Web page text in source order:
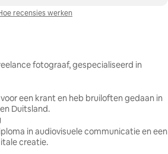
recensies werken
fotograaf, gespecialiseerd in
een krant en heb bruiloften gedaan in
Duitsland.
in audiovisuele communicatie en een
creatie.